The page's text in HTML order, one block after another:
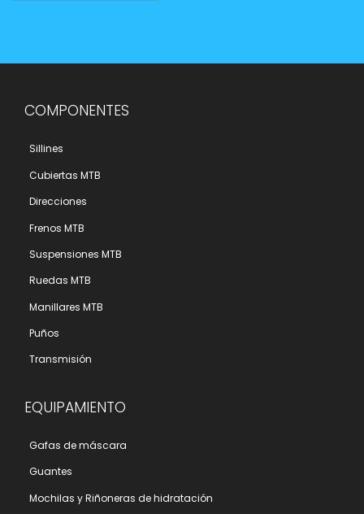
COMPONENTES
Sillines
Cubiertas MTB
Direcciones
Frenos MTB
Suspensiones MTB
Ruedas MTB
Manillares MTB
Puños
Transmisión
EQUIPAMIENTO
Gafas de máscara
Guantes
Mochilas y Riñoneras de hidratación